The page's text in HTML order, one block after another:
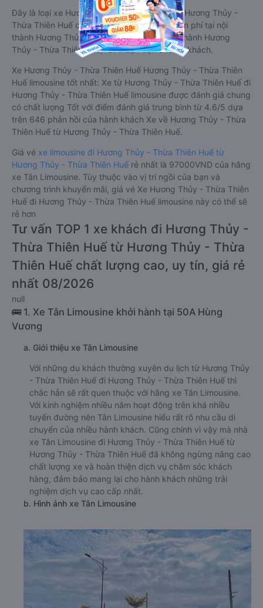
Đây là loại xe Hương Thủy - Thừa Thiên Huế Hương Thủy -
Thừa Thiên Huế có hỗ trợ đón/trả tận nơi miễn phí tại nội
thành Hương Thủy - Thừa Thiên Huế và nội thành Hương
Thủy - Thừa Thiên Huế, rất thuận tiện cho du khách.
Xe Hương Thủy - Thừa Thiên Huế Hương Thủy - Thừa Thiên
Huế limousine tốt nhất: Xe từ Hương Thủy - Thừa Thiên Huế đi
Hương Thủy - Thừa Thiên Huế limousine được đánh giá chung
có chất lượng Tốt với điểm đánh giá trung bình từ 4.6/5 dựa
trên 646 phản hồi của hành khách Xe về Hương Thủy - Thừa
Thiên Huế từ Hương Thủy - Thừa Thiên Huế.
Giá vé xe limousine đi Hương Thủy - Thừa Thiên Huế từ
Hương Thủy - Thừa Thiên Huế rẻ nhất là 97000VND của hãng
xe Tân Limousine. Tùy thuộc vào vị trí ngồi của bạn và
chương trình khuyến mãi, giá vé Xe Hương Thủy - Thừa Thiên
Huế đi Hương Thủy - Thừa Thiên Huế limousine này có thể sẽ
rẻ hơn
Tư vấn TOP 1 xe khách đi Hương Thủy -
Thừa Thiên Huế từ Hương Thủy - Thừa
Thiên Huế chất lượng cao, uy tín, giá rẻ
nhất 08/2026
null
🚌 1. Xe Tân Limousine khởi hành tại 50A Hùng
Vương
a. Giới thiệu xe Tân Limousine
Với những du khách thường xuyên du lịch từ Hương Thủy
- Thừa Thiên Huế đi Hương Thủy - Thừa Thiên Huế thì
chắc hẳn sẽ rất quen thuộc với hãng xe Tân Limousine.
Với kinh nghiệm nhiều năm hoạt động trên khá nhiều
tuyến đường nên Tân Limousine hiểu rất rõ nhu cầu di
chuyển của nhiều hành khách. Cũng chính vì vậy mà nhà
xe Tân Limousine đi Hương Thủy - Thừa Thiên Huế từ
Hương Thủy - Thừa Thiên Huế đã không ngừng nâng cao
chất lượng xe và hoàn thiện dịch vụ chăm sóc khách
hàng, đảm bảo mang lại cho hành khách những trải
nghiệm dịch vụ cao cấp nhất.
b. Hình ảnh xe Tân Limousine